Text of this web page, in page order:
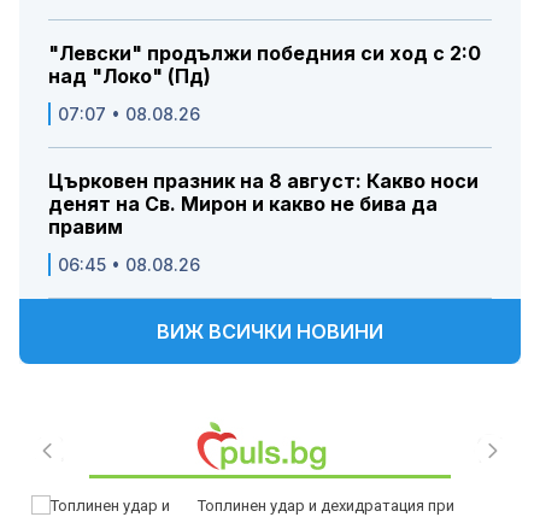
"Левски" продължи победния си ход с 2:0
над "Локо" (Пд)
07:07 • 08.08.26
Църковен празник на 8 август: Какво носи
денят на Св. Мирон и какво не бива да
правим
06:45 • 08.08.26
ВИЖ ВСИЧКИ НОВИНИ
Топлинен удар и дехидратация при